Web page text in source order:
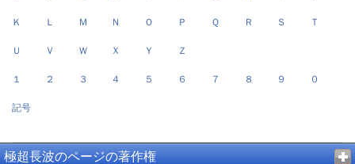
Ｋ Ｌ Ｍ Ｎ Ｏ Ｐ Ｑ Ｒ Ｓ Ｔ
Ｕ Ｖ Ｗ Ｘ Ｙ Ｚ
１ ２ ３ ４ ５ ６ ７ ８ ９ ０
記号
極超長波のページの著作権